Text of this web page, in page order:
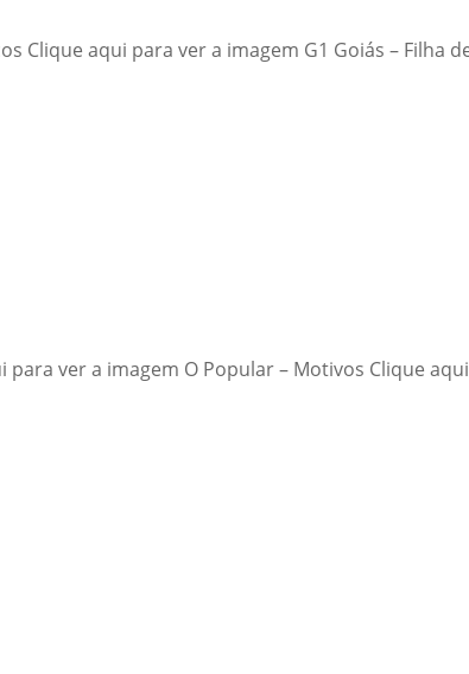
aqui para ver a imagem G1 Goiás – Filha
ver a imagem O Popular – Motivos Clique